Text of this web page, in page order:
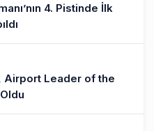
4. Pistinde İlk
Airport Leader of the